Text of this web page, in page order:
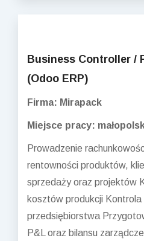
Business Controller /
(Odoo ERP)
Firma: Mirapack
Miejsce pracy:
Prowadzenie
rentowności produktów,
sprzedaży oraz projektów
kosztów produkcji
przedsiębiorstwa
P&L oraz bilansu